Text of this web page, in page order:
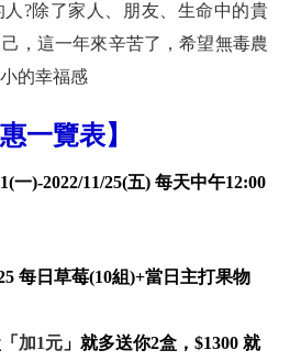
?除了家人、朋友、生命中的貴
，這一年來辛苦了，希望無毒農
的幸福感
一覽表】
一)-2022/11/25(五) 每天中午12:00
每日草莓(10組)+當日主打果物
「 加1元 」就多送你2盒，$1300 就